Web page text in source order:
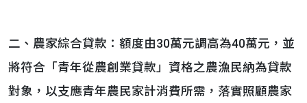
二、農家綜合貸款：額度由30萬元調高為40萬元，並
將符合「青年從農創業貸款」資格之農漁民納為貸款
對象，以支應青年農民家計消費所需，落實照顧農家